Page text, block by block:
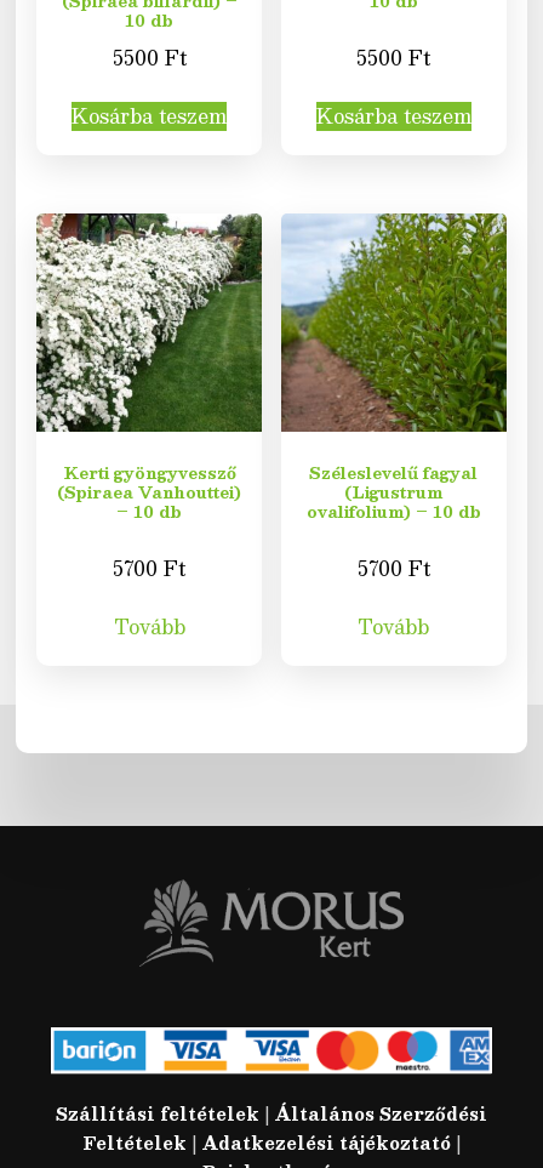
10 db
5500 Ft
Kosárba teszem
5500Ft
Kosárba teszem
Kerti gyöngyvessző
(Spiraea Vanhouttei)
– 10 db
5700Ft
Tovább
Széleslevelű fagyal
(Ligustrum
ovalifolium) – 10 db
5700 Ft
Tovább
Szállítási feltételek | Általános Szerződési
Feltételek | Adatkezelési tájékoztató|